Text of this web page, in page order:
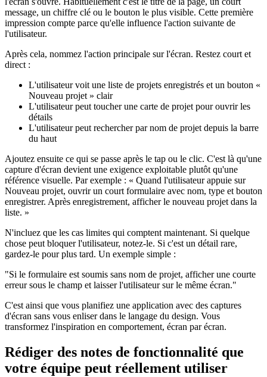
message, un chiffre clé ou le bouton le plus visible. Cette première
impression compte parce qu'elle influence l'action suivante de
l'utilisateur.
Après cela, nommez l'action principale sur l'écran. Restez court et
direct :
L'utilisateur voit une liste de projets enregistrés et un bouton «
Nouveau projet » clair
L'utilisateur peut toucher une carte de projet pour ouvrir les
détails
L'utilisateur peut rechercher par nom de projet depuis la barre
du haut
Ajoutez ensuite ce qui se passe après le tap ou le clic. C'est là qu'une
capture d'écran devient une exigence exploitable plutôt qu'une
référence visuelle. Par exemple : « Quand l'utilisateur appuie sur
Nouveau projet, ouvrir un court formulaire avec nom, type et bouton
enregistrer. Après enregistrement, afficher le nouveau projet dans la
liste. »
N'incluez que les cas limites qui comptent maintenant. Si quelque
chose peut bloquer l'utilisateur, notez-le. Si c'est un détail rare,
gardez-le pour plus tard. Un exemple simple :
"Si le formulaire est soumis sans nom de projet, afficher une courte
erreur sous le champ et laisser l'utilisateur sur le même écran."
C'est ainsi que vous planifiez une application avec des captures
d'écran sans vous enliser dans le langage du design. Vous
transformez l'inspiration en comportement, écran par écran.
Rédiger des notes de fonctionnalité que
votre équipe peut réellement utiliser